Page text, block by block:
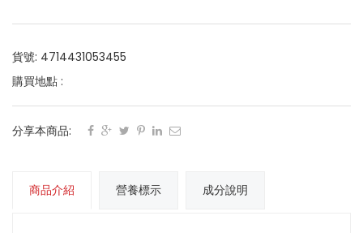
貨號: 4714431053455
購買地點 :
分享本商品:
商品介紹 營養標示 成分說明